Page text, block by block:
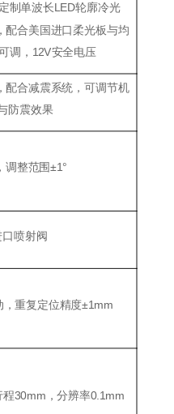
制单波长LED轮廓冷光
配合美国进口柔光板与均
调，12V安全电压
配合减震系统，可调节机
防震效果
调整范围±1°
喷射阀
重复定位精度±1mm
30mm，分辨率0.1mm